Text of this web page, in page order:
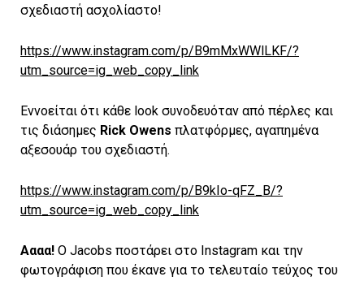
σχεδιαστή ασχολίαστο!
https://www.instagram.com/p/B9mMxWWlLKF/?
utm_source=ig_web_copy_link
Εννοείται ότι κάθε look συνοδευόταν από πέρλες και
τις διάσημες Rick Owens πλατφόρμες, αγαπημένα
αξεσουάρ του σχεδιαστή.
https://www.instagram.com/p/B9kIo-qFZ_B/?
utm_source=ig_web_copy_link
Αααα! Ο Jacobs ποστάρει στο Instagram και την
φωτογράφιση που έκανε για το τελευταίο τεύχος του